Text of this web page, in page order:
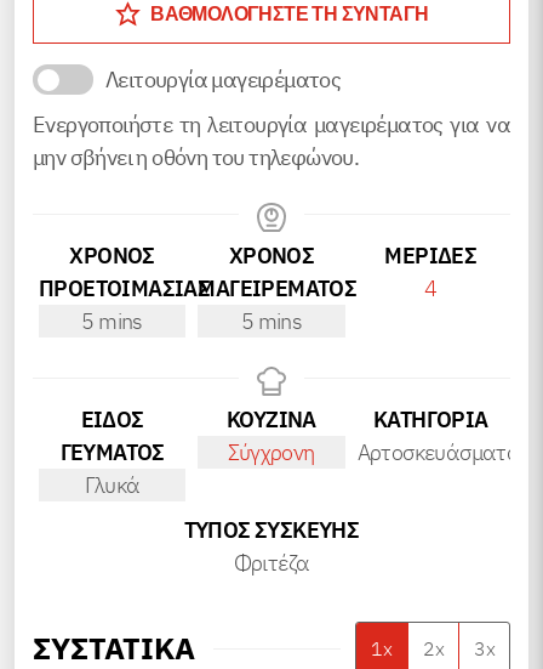
ΒΑΘΜΟΛΟΓΗΣΤΕ ΤΗ ΣΥΝΤΑΓΗ
Λειτουργία μαγειρέματος
Ενεργοποιήστε τη λειτουργία μαγειρέματος για να
μην σβήνει η οθόνη του τηλεφώνου.
ΧΡΟΝΟΣ
ΠΡΟΕΤΟΙΜΑΣΙΑΣ
5minutes
mins
ΧΡΟΝΟΣ
ΜΑΓΕΙΡΕΜΑΤΟΣ
5minutes
mins
ΜΕΡΊΔΕΣ
4
ΕΙΔΟΣ
ΓΕΥΜΑΤΟΣ
Γλυκά
ΚΟΥΖΙΝΑ
Σύγχρονη
ΚΑΤΗΓΟΡΊΑ
Αρτοσκευάσματα
ΤΎΠΟΣ ΣΥΣΚΕΥΉΣ
Φριτέζα
ΣΥΣΤΑΤΙΚΑ 1x 2x 3x